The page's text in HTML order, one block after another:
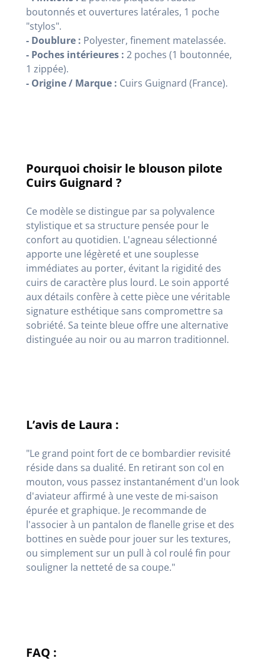
boutonnés et ouvertures latérales, 1 poche
"stylos".
- Doublure : Polyester, finement matelassée.
- Poches intérieures : 2 poches (1 boutonnée,
1 zippée).
- Origine / Marque : Cuirs Guignard (France).
Pourquoi choisir le blouson pilote
Cuirs Guignard ?
Ce modèle se distingue par sa polyvalence
stylistique et sa structure pensée pour le
confort au quotidien. L'agneau sélectionné
apporte une légèreté et une souplesse
immédiates au porter, évitant la rigidité des
cuirs de caractère plus lourd. Le soin apporté
aux détails confère à cette pièce une véritable
signature esthétique sans compromettre sa
sobriété. Sa teinte bleue offre une alternative
distinguée au noir ou au marron traditionnel.
L’avis de Laura :
"Le grand point fort de ce bombardier revisité
réside dans sa dualité. En retirant son col en
mouton, vous passez instantanément d'un look
d'aviateur affirmé à une veste de mi-saison
épurée et graphique. Je recommande de
l'associer à un pantalon de flanelle grise et des
bottines en suède pour jouer sur les textures,
ou simplement sur un pull à col roulé fin pour
souligner la netteté de sa coupe."
FAQ :